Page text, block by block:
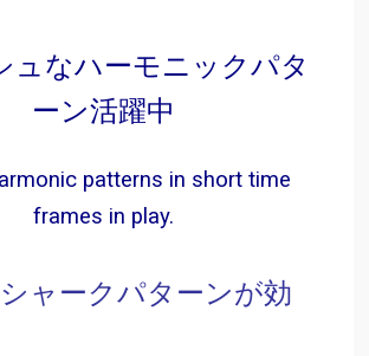
ュなハーモニックパタ
ーン活躍中
patterns in short time
frames in play.
ャークパターンが効